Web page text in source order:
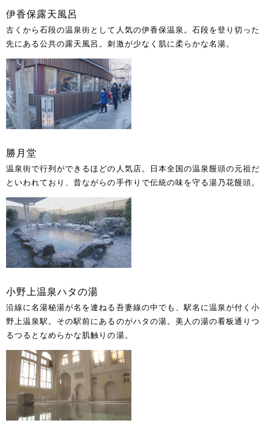
伊香保露天風呂
古くから石段の温泉街として人気の伊香保温泉。石段を登り切った
先にある公共の露天風呂。刺激が少なく肌に柔らかな名湯。
勝月堂
温泉街で行列ができるほどの人気店。日本全国の温泉饅頭の元祖だ
といわれており、昔ながらの手作りで伝統の味を守る湯乃花饅頭。
小野上温泉ハタの湯
沿線に名湯秘湯が名を連ねる吾妻線の中でも、駅名に温泉が付く小
野上温泉駅。その駅前にあるのがハタの湯。美人の湯の看板通りつ
るつるとなめらかな肌触りの湯。